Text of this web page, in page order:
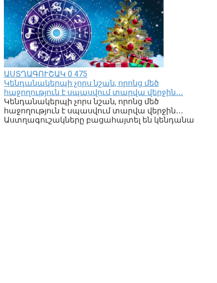
ԱՍՏՂԱԳՈՒՇԱԿ 0 475
Կենդանակերպի չորս նշան, որոնց մեծ
հաջողություն է սպասվում տարվա վերջին․․․
Կենդանակերպի չորս նշան, որոնց մեծ
հաջողություն է սպասվում տարվա վերջին․․․
Աստղագուշակները բացահայտել են կենդանա